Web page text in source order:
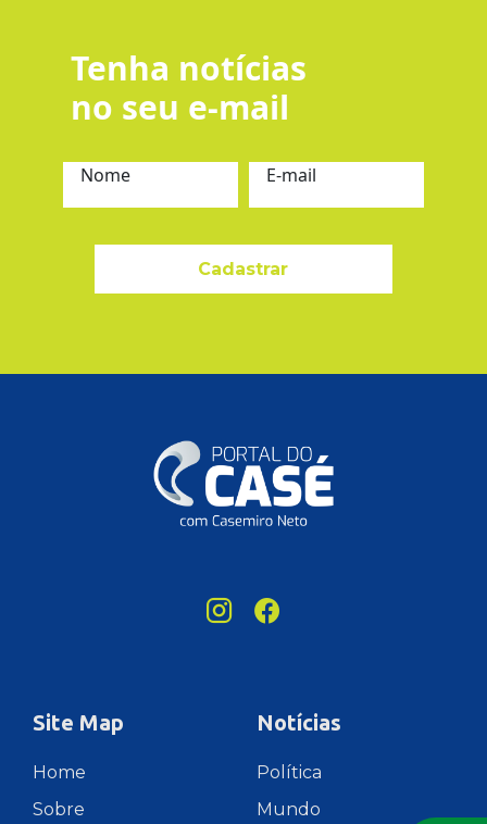
Tenha notícias
no seu e-mail
Nome E-mail
Cadastrar
Site Map
Home
Sobre
Notícias
Política
Mundo